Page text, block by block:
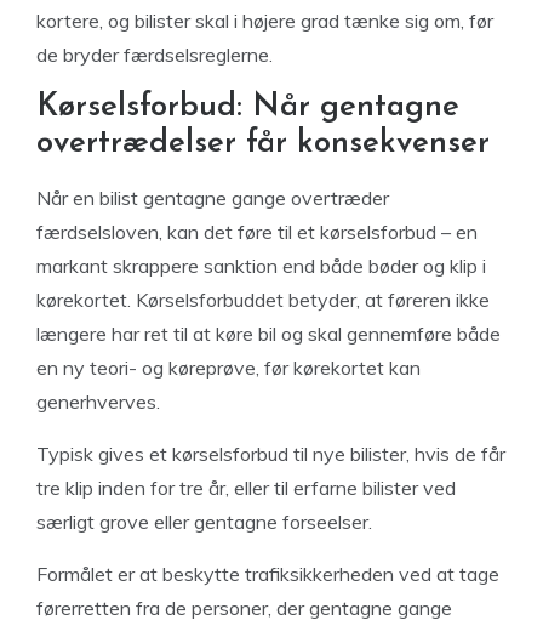
kortere, og bilister skal i højere grad tænke sig om, før
de bryder færdselsreglerne.
Kørselsforbud: Når gentagne
overtrædelser får konsekvenser
Når en bilist gentagne gange overtræder
færdselsloven, kan det føre til et kørselsforbud – en
markant skrappere sanktion end både bøder og klip i
kørekortet. Kørselsforbuddet betyder, at føreren ikke
længere har ret til at køre bil og skal gennemføre både
en ny teori- og køreprøve, før kørekortet kan
generhverves.
Typisk gives et kørselsforbud til nye bilister, hvis de får
tre klip inden for tre år, eller til erfarne bilister ved
særligt grove eller gentagne forseelser.
Formålet er at beskytte trafiksikkerheden ved at tage
førerretten fra de personer, der gentagne gange